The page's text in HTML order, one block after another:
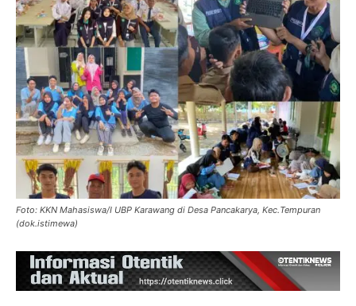
Foto: KKN Mahasiswa/I UBP Karawang di Desa Pancakarya, Kec.Tempuran
(dok.istimewa)